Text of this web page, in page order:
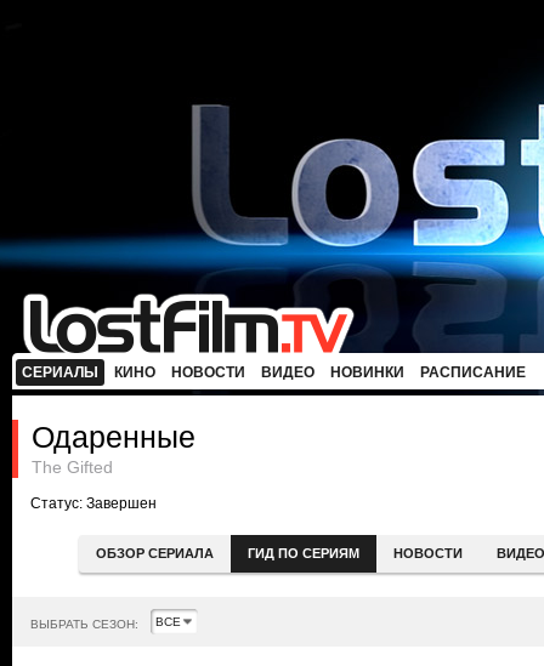
СЕРИАЛЫ КИНО НОВОСТИ ВИДЕО НОВИНКИ РАСПИСАНИЕ
Одаренные
The Gifted
Статус: Завершен
ОБЗОР СЕРИАЛА ГИД ПО СЕРИЯМ НОВОСТИ ВИДЕО
ВЫБРАТЬ СЕЗОН: